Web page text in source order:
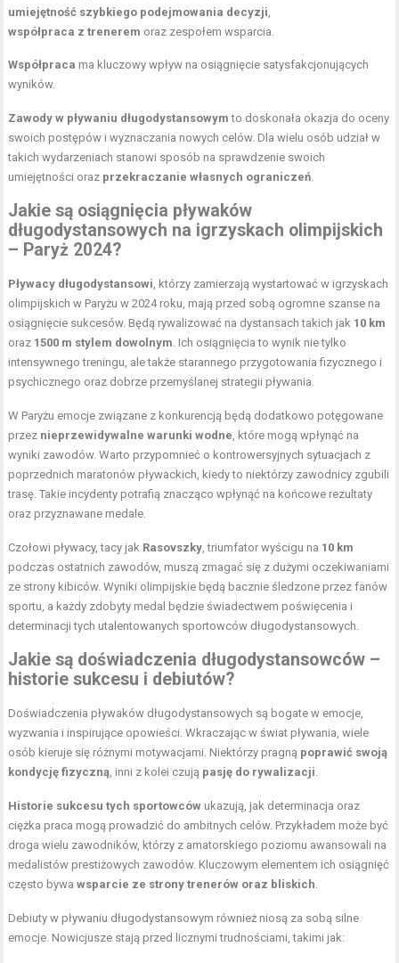
umiejętność szybkiego podejmowania decyzji
współpraca z trenerem oraz zespołem wsparcia.
Współpraca ma kluczowy wpływ na osiągnięcie satysfakcjonujących
wyników.
Zawody w pływaniu długodystansowym to doskonała okazja do oceny
swoich postępów i wyznaczania nowych celów. Dla wielu osób udział w
takich wydarzeniach stanowi sposób na sprawdzenie swoich
umiejętności oraz przekraczanie własnych ograniczeń
Jakie są osiągnięcia pływaków
długodystansowych na igrzyskach olimpijskich
– Paryż 2024?
Pływacy długodystansowi , którzy zamierzają wystartować w igrzyskach
olimpijskich w Paryżu w 2024 roku, mają przed sobą ogromne szanse na
osiągnięcie sukcesów. Będą rywalizować na dystansach takich jak 10 km
oraz 1500 m stylem dowolnym . Ich osiągnięcia to wynik nie tylko
intensywnego treningu, ale także starannego przygotowania fizycznego i
psychicznego oraz dobrze przemyślanej strategii pływania.
W Paryżu emocje związane z konkurencją będą dodatkowo potęgowane
przez nieprzewidywalne warunki wodne , które mogą wpłynąć na
wyniki zawodów. Warto przypomnieć o kontrowersyjnych sytuacjach z
poprzednich maratonów pływackich, kiedy to niektórzy zawodnicy zgubili
trasę. Takie incydenty potrafią znacząco wpłynąć na końcowe rezultaty
oraz przyznawane medale.
Czołowi pływacy, tacy jak Rasovszky , triumfator wyścigu na 10 km
podczas ostatnich zawodów, muszą zmagać się z dużymi oczekiwaniami
ze strony kibiców. Wyniki olimpijskie będą bacznie śledzone przez fanów
sportu, a każdy zdobyty medal będzie świadectwem poświęcenia i
determinacji tych utalentowanych sportowców długodystansowych.
Jakie są doświadczenia długodystansowców –
historie sukcesu i debiutów?
Doświadczenia pływaków długodystansowych są bogate w emocje,
wyzwania i inspirujące opowieści. Wkraczając w świat pływania, wiele
osób kieruje się różnymi motywacjami. Niektórzy pragną poprawić swoją
kondycję fizyczną , inni z kolei czują pasję do rywalizacji
Historie sukcesu tych sportowców ukazują, jak determinacja oraz
ciężka praca mogą prowadzić do ambitnych celów. Przykładem może być
droga wielu zawodników, którzy z amatorskiego poziomu awansowali na
medalistów prestiżowych zawodów. Kluczowym elementem ich osiągnięć
często bywawsparcie ze strony trenerów oraz bliskich
Debiuty w pływaniu długodystansowym również niosą za sobą silne
emocje. Nowicjusze stają przed licznymi trudnościami, takimi jak: